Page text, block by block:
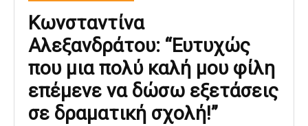
Κωνσταντίνα
Αλεξανδράτου: “Ευτυχώς
που μια πολύ καλή μου φίλη
επέμενε να δώσω εξετάσεις
σε δραματική σχολή!”